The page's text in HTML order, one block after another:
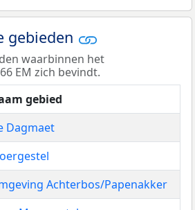
gebieden
waarbinnen het
EM zich bevindt.
gebied
Dagmaet
Achterbos/Papenakker